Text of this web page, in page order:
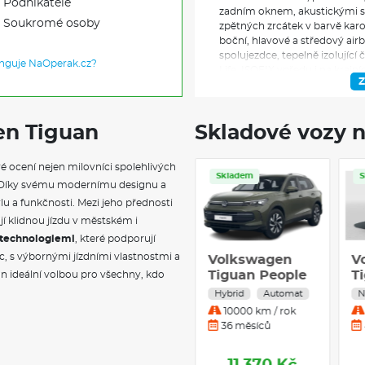
Podnikatele
Soukromé osoby
NaOperak.cz?
zadním oknem, akustickými
zpětných zrcátek v barvě
boční, hlavové a středový
spolujezdce, tepelně izolující
výškovým nastavením a
bezpečnostní pásy s
zrcátko s automatickou
loketní opěrkou, držáky
sklopné opěradlo
adaptivní tempomat ACC s
asistencí pro jízdu v
a záložní houkačkou,
asistent rozjezdu do kopce,
systémem SAFELOCK,
elektromechanická
Alert, Keyless Start, Lane
světlomety s LED denním
funkcemi Coming Home a
multifunkční volič jízdních
Tiguan
ocení nejen milovníci spolehlivých
svému modernímu designu a
a funkčnosti. Mezi jeho přednosti
klidnou jízdu v městském i
, které podporují
s výbornými jízdními vlastnostmi a
ideální volbou pro všechny, kdo
Skladové vozy
Skladem
Volkswagen
Tiguan People
2,0 TDI
Nafta Automat
10000 km / rok
36 měsíců